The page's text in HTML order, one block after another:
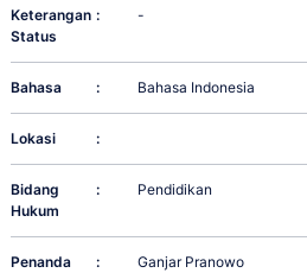
Keterangan
Status
: -
Bahasa : Bahasa Indonesia
Lokasi :
Bidang
Hukum
: Pendidikan
Penanda
: Ganjar Pranowo